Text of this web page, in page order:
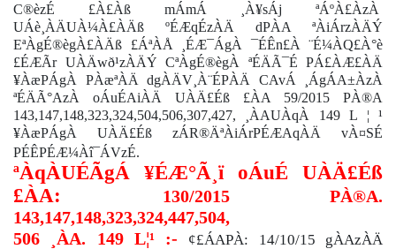
C®èzÉ £À£Àß mÁmÁ ¸À¥sÁj ªÁºÀ£ÀzÀ
UÁè¸ÀÄUÀ¼À£ÀÄß ºÉÆqÉzÀÄ dPÀA ªÀiÁrzÀÄÝ
EªÀgÉ®ègÀ£ÀÄß £ÁªÀÅ ¸ÉÆ¯ÁgÀ ¯ÉÊn£À ¨É¼ÀQ£À°è
£ÉÆÃr UÀÄwð¹zÀÄÝ CªÀgÉ®ègÀ ªÉÄÃ¯É PÁ£ÀÆ£ÀÄ
¥ÀæPÁgÀ PÀæªÀÄ dgÀÄV¸À¨ÉPÀÄ CAvÁ ¸ÁgÁA±ÀzÀ
ªÉÄÃ°AzÀ oÁuÉAiÀÄ UÀÄ£Éß £ÀA 59/2015 PÀ®A
143,147,148,323,324,504,506,307,427, ¸ÀAUÀqÀ 149 L ¦ ¹
¥ÀæPÁgÀ UÀÄ£Éß zÁR®ÄªÀiÁrPÉÆAqÀÄ vÀ¤SÉ
PÉÊPÉÆ¼Àî¯ÁVzÉ.
ªÀqÀUÉÃgÁ ¥ÉÆ°Ã¸ï oÁuÉ UÀÄ£Éß
£ÀA:
130/2015 PÀ®A.
143,147,148,323,324,447,504,
506 ¸ÀA. 149 L¦¹ :-
¢£ÁAPÀ: 14/10/15 gÀAzÀÄ